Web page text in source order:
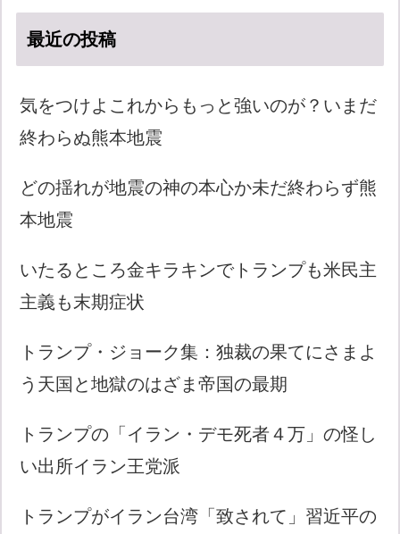
最近の投稿
気をつけよこれからもっと強いのが？いまだ
終わらぬ熊本地震
どの揺れが地震の神の本心か未だ終わらず熊
本地震
いたるところ金キラキンでトランプも米民主
主義も末期症状
トランプ・ジョーク集：独裁の果てにさまよ
う天国と地獄のはざま帝国の最期
トランプの「イラン・デモ死者４万」の怪し
い出所イラン王党派
トランプがイラン台湾「致されて」習近平の